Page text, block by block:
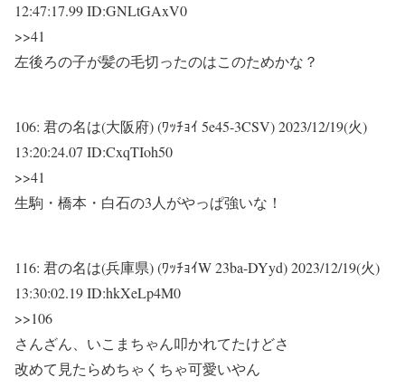
12:47:17.99 ID:GNLtGAxV0
>>41
左後ろの子が髪の毛切ったのはこのためかな？
106: 君の名は(大阪府) (ﾜｯﾁｮｲ 5e45-3CSV)2023/12/19(火)
13:20:24.07 ID:CxqTIoh50
>>41
生駒・橋本・白石の3人がやっぱ強いな！
116: 君の名は(兵庫県) (ﾜｯﾁｮｲW 23ba-DYyd)2023/12/19(火)
13:30:02.19 ID:hkXeLp4M0
>>106
さんざん、いこまちゃん叩かれてたけどさ
改めて見たらめちゃくちゃ可愛いやん